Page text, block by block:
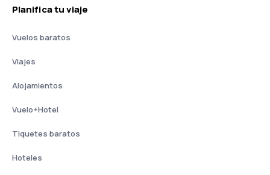
Planifica tu viaje
Vuelos baratos
Viajes
Alojamientos
Vuelo+Hotel
Tiquetes baratos
Hoteles